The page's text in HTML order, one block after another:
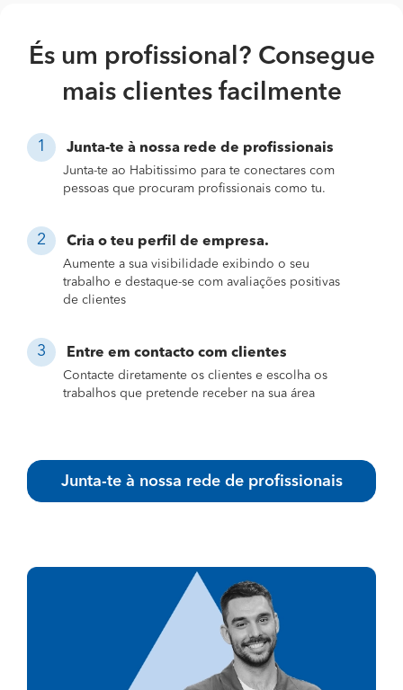
És um profissional? Consegue
mais clientes facilmente
Junta-te à nossa rede de profissionais
Junta-te ao Habitissimo para te conectares com
pessoas que procuram profissionais como tu.
Cria o teu perfil de empresa.
Aumente a sua visibilidade exibindo o seu
trabalho e destaque-se com avaliações positivas
de clientes
Entre em contacto com clientes
Contacte diretamente os clientes e escolha os
trabalhos que pretende receber na sua área
Junta-te à nossa rede de profissionais